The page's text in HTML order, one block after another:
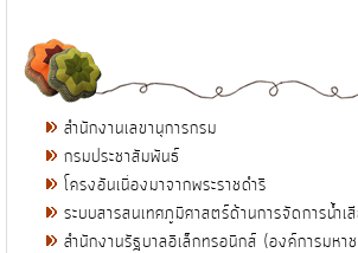
สำนักงานเลขานุการกรม
กรมประชาสัมพันธ์
โครงอันเนื่องมาจากพระราชดำริ
ระบบสารสนเทศภูมิศาสตร์ด้านการจัดการน้ำเ
สำนักงานรัฐบาลอิเล็กทรอนิกส์ (องค์การมหา